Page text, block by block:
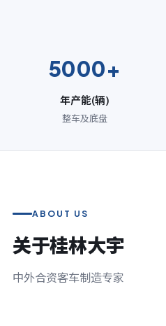
5000+
年产能(辆)
整车及底盘
ABOUT US
关于桂林大宇
中外合资客车制造专家